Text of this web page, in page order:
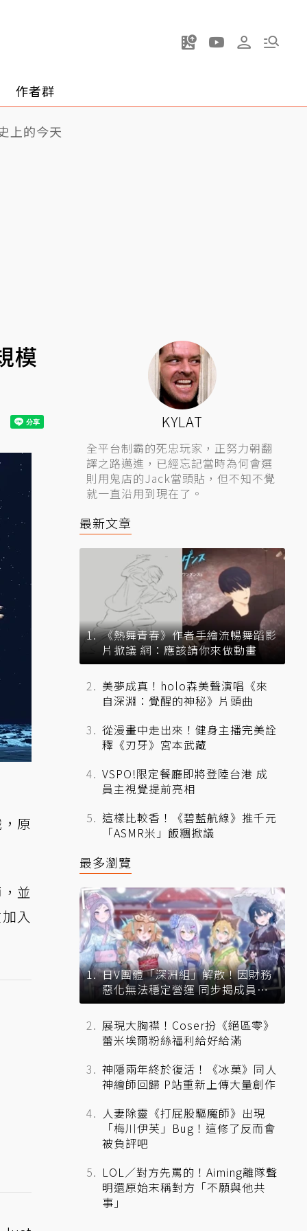
作者群
上的今天
模
原
並
入
KYLAT
全平台制霸的死忠玩家，正努力朝翻
譯之路邁進，已經忘記當時為何會選
則用鬼店的Jack當頭貼，但不知不覺
就一直沿用到現在了。
最新文章
《熱舞青春》作者手繪流暢舞蹈影
片掀議 網：應該請你來做動畫
美夢成真！holo森美聲演唱《來
自深淵：覺醒的神秘》片頭曲
從漫畫中走出來！健身主播完美詮
釋《刃牙》宮本武藏
VSPO!限定餐廳即將登陸台港 成
員主視覺提前亮相
這樣比較香！《碧藍航線》推千元
「ASMR米」飯糰掀議
最多瀏覽
日V團體「深淵組」解散！因財務
惡化無法穩定營運 同步揭成員未
來去向
展現大胸襟！Coser扮《絕區零》
蕾米埃爾粉絲福利給好給滿
神隱兩年終於復活！《冰菓》同人
神繪師回歸 P站重新上傳大量創作
人妻除靈《打屁股驅魔師》出現
「梅川伊芙」Bug！這修了反而會
被負評吧
LOL／對方先罵的！Aiming離隊聲
明還原始末稱對方「不願與他共
事」